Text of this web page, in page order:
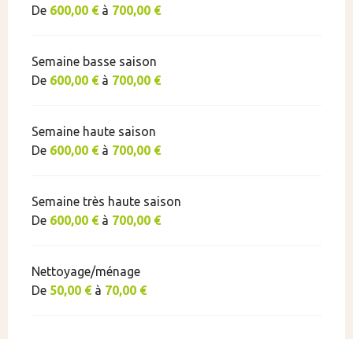
De 600,00 € à 700,00 €
Semaine basse saison
De 600,00 € à 700,00 €
Semaine haute saison
De 600,00 € à 700,00 €
Semaine très haute saison
De 600,00 € à 700,00 €
Nettoyage/ménage
De 50,00 € à 70,00 €